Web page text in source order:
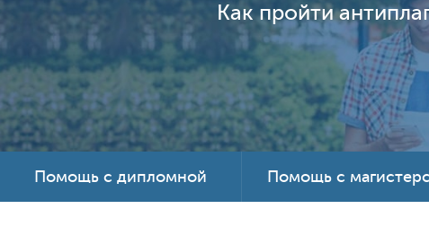
Как пройти
Помощь с дипломной Помощь с